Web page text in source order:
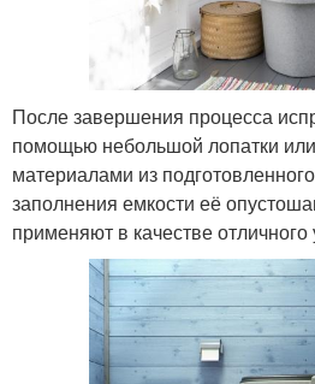
После завершения процесса
помощью небольшой лопатки
материалами из
заполнения емкости её
применяют в качестве